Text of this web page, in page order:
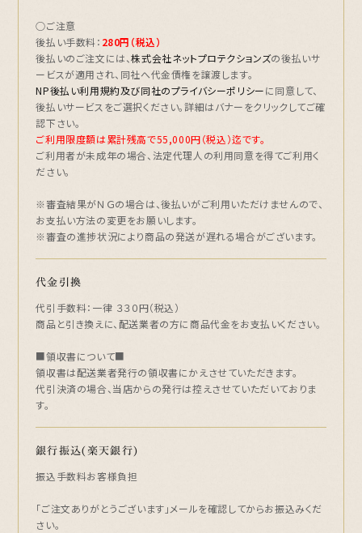
○ご注意
後払い手数料： 280円（税込）
後払いのご注文には、株式会社ネットプロテクションズの後払いサ
ービスが適用され、同社へ代金債権を譲渡します。
NP後払い利用規約及び同社のプライバシーポリシーに同意して、
後払いサービスをご選択ください。詳細はバナーをクリックしてご確
認下さい。
ご利用限度額は累計残高で55,000円（税込）迄です。
ご利用者が未成年の場合、法定代理人の利用同意を得てご利用く
ださい。
※審査結果がＮＧの場合は、後払いがご利用いただけませんので、
お支払い方法の変更をお願いします。
※審査の進捗状況により商品の発送が遅れる場合がございます。
代金引換
代引手数料：一律 ３３０円（税込）
商品と引き換えに、配送業者の方に商品代金をお支払いください。
■領収書について■
領収書は配送業者発行の領収書にかえさせていただきます。
代引決済の場合、当店からの発行は控えさせていただいておりま
す。
銀行振込(楽天銀行)
振込手数料お客様負担
「ご注文ありがとうございます」メールを確認してからお振込みくだ
さい。